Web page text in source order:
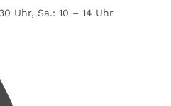
Uhr, Sa.: 10 – 14 Uhr